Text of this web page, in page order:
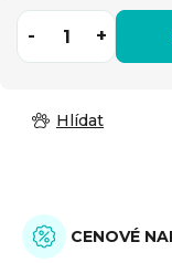
Hlídat
CENOVÉ